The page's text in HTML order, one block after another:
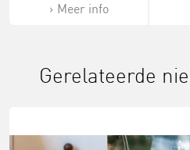
Meer info
Gerelateerde